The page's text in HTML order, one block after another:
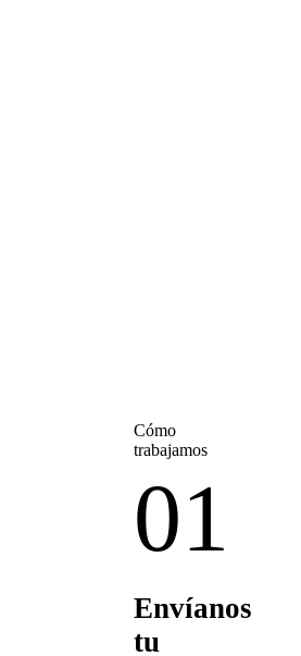
Cómo
trabajamos
01
Envíanos
tu